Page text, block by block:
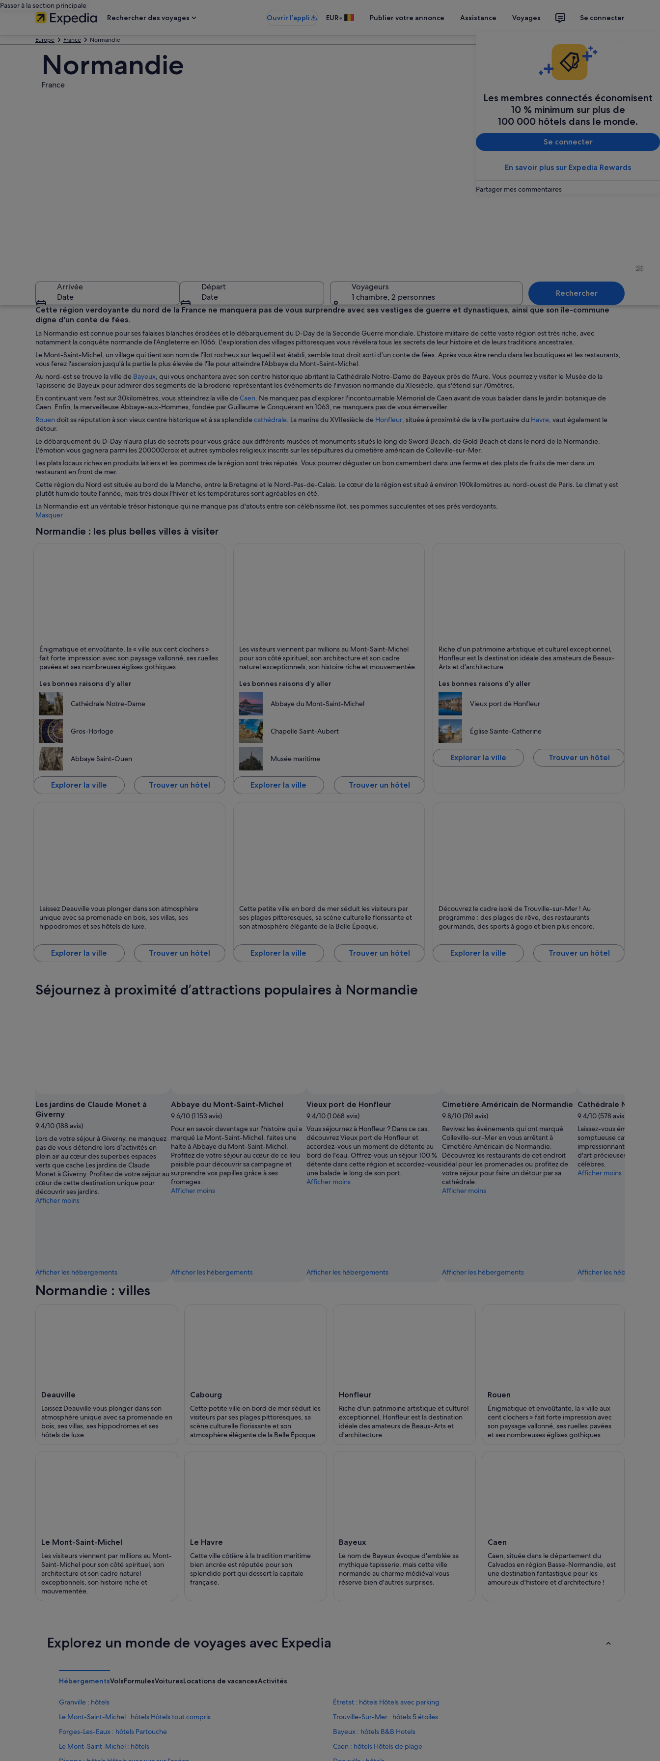
Passer à la section principale
Rechercher des voyages
Ouvrir l’appli EUR• Publier votre annonce Assistance Voyages Se connecter
Les membres connectés économisent
10 % minimum sur plus de
100 000 hôtels dans le monde.
Se connecter
En savoir plus sur Expedia Rewards
Partager mes commentaires
Europe France Normandie
Normandie
France
Un château historique perché sur une colline, avec une rivière en premier plan.
Une rue pavée avec des tables en terrasse devant un restaurant appelé « La Walheim
Une rue pavée bordée de
25
Arrivée
Date
Départ
Date
Voyageurs
1 chambre, 2 personnes
Rechercher
Cette région verdoyante du nord de la France ne manquera pas de vous surprendre avec ses vestiges de guerre et dynastiques, ainsi que son île-commune
digne d'un conte de fées.
La Normandie est connue pour ses falaises blanches érodées et le débarquement du D-Day de la Seconde Guerre mondiale. L'histoire militaire de cette vaste région est très riche, avec
notamment la conquête normande de l'Angleterre en 1066. L'exploration des villages pittoresques vous révélera tous les secrets de leur histoire et de leurs traditions ancestrales.
Le Mont-Saint-Michel, un village qui tient son nom de l'îlot rocheux sur lequel il est établi, semble tout droit sorti d'un conte de fées. Après vous être rendu dans les boutiques et les restaurants,
vous ferez l'ascension jusqu'à la partie la plus élevée de l'île pour atteindre l'Abbaye du Mont-Saint-Michel.
Au nord-est se trouve la ville de BayeuxS
’
u
v
r
a
n
s
n
e
o
e
, qui vous enchantera avec son centre historique abritant la Cathédrale Notre-Dame de Bayeux près de l'Aure. Vous pourrez y visiter le Musée de la
Tapisserie de Bayeux pour admirer des segments de la broderie représentant les événements de l'invasion normande du XIesiècle, qui s'étend sur 70mètres.
En continuant vers l'est sur 30kilomètres, vous atteindrez la ville deCaenS
’
u
r
e
d
a
s
u
n
e
. Ne manquez pas d'explorer l'incontournable Mémorial de Caen avant de vous balader dans le jardin botanique de
Caen. Enfin, la merveilleuse Abbaye-aux-Hommes, fondée par Guillaume le Conquérant en 1063, ne manquera pas de vous émerveiller.
RouenS
’
u
v
r
e
d
a
n
s
u
e
t
r
e
doit sa réputation à son vieux centre historique et à sa splendidecathédraleS
u
v
r
d
a
n
s
t
r
e
. La marina du XVIIesiècle de HonfleurS
o
u
v
r
a
s
t
e
, située à proximité de la ville portuaire du HavreS
o
u
r
d
a
t
r
, vaut également le
détour.
Le débarquement du D-Day n'aura plus de secrets pour vous grâce aux différents musées et monuments situés le long de Sword Beach, de Gold Beach et dans le nord de la Normandie.
L'émotion vous gagnera parmi les 200000croix et autres symboles religieux inscrits sur les sépultures du cimetière américain de Colleville-sur-Mer.
Les plats locaux riches en produits laitiers et les pommes de la région sont très réputés. Vous pourrez déguster un bon camembert dans une ferme et des plats de fruits de mer dans un
restaurant en front de mer.
Cette région du Nord est située au bord de la Manche, entre la Bretagne et le Nord-Pas-de-Calais. Le cœur de la région est situé à environ 190kilomètres au nord-ouest de Paris. Le climat y est
plutôt humide toute l'année, mais très doux l'hiver et les températures sont agréables en été.
La Normandie est un véritable trésor historique qui ne manque pas d'atouts entre son célébrissime îlot, ses pommes succulentes et ses prés verdoyants.
Masquer
Normandie : les plus belles villes à visiter
Rouen
Cathédrales, Historique et Familial
Énigmatique et envoûtante, la « ville aux cent clochers »
fait forte impression avec son paysage vallonné, ses ruelles
pavées et ses nombreuses églises gothiques.
Les bonnes raisons d’y aller
Cathédrale Notre-Dame
Gros-Horloge
Abbaye Saint-Ouen
Explorer la ville Trouver un hôtel
Le Mont-Saint-Michel
Îles, Historique et Excursions
Les visiteurs viennent par millions au Mont-Saint-Michel
pour son côté spirituel, son architecture et son cadre
naturel exceptionnels, son histoire riche et mouvementée.
Les bonnes raisons d’y aller
Abbaye du Mont-Saint-Michel
Chapelle Saint-Aubert
Musée maritime
Explorer la ville Trouver un hôtel
Honfleur
Ports, Jardins et
Ports de plaisance
Riche d'un patrimoine artistique et culturel exceptionnel,
Honfleur est la destination idéale des amateurs de Beaux-
Arts et d'architecture.
Les bonnes raisons d’y aller
Vieux port de Honfleur
Église Sainte-Catherine
Explorer la ville Trouver un hôtel
Plages, Casinos et Ports de plaisance
Laissez Deauville vous plonger dans son atmosphère
unique avec sa promenade en bois, ses villas, ses
hippodromes et ses hôtels de luxe.
Explorer la ville Trouver un hôtel
Plages, Mer
et Casinos
Cette petite ville en bord de mer séduit les visiteurs par
ses plages pittoresques, sa scène culturelle florissante et
son atmosphère élégante de la Belle Époque.
Explorer la ville Trouver un hôtel
Plages, Restauration et Casinos
Découvrez le cadre isolé de Trouville-sur-Mer ! Au
programme : des plages de rêve, des restaurants
gourmands, des sports à gogo et bien plus encore.
Explorer la ville Trouver un hôtel
Séjournez à proximité d’attractions populaires à Normandie
Les jardins de Claude Monet à
Giverny
9.4/10 (188 avis)
Lors de votre séjour à Giverny, ne manquez
pas de vous détendre lors d’activités en
plein air au cœur des superbes espaces
verts que cache Les jardins de Claude
Monet à Giverny. Profitez de votre séjour au
cœur de cette destination unique pour
découvrir ses jardins.
Afficher moins
Afficher les hébergements
Abbaye du Mont-Saint-Michel
9.6/10 (1 153 avis)
Pour en savoir davantage sur l'histoire qui a
marqué Le Mont-Saint-Michel, faites une
halte à Abbaye du Mont-Saint-Michel.
Profitez de votre séjour au cœur de ce lieu
paisible pour découvrir sa campagne et
surprendre vos papilles grâce à ses
fromages.
Afficher moins
Afficher les hébergements
Vieux port de Honfleur
9.4/10 (1 068 avis)
Vous séjournez à Honfleur ? Dans ce cas,
découvrez Vieux port de Honfleur et
accordez-vous un moment de détente au
bord de l'eau. Offrez-vous un séjour 100 %
détente dans cette région et accordez-vous
une balade le long de son port.
Afficher moins
Afficher les hébergements
Cimetière Américain de Normandie
9.8/10 (761 avis)
Revivez les événements qui ont marqué
Colleville-sur-Mer en vous arrêtant à
Cimetière Américain de Normandie.
Découvrez les restaurants de cet endroit
idéal pour les promenades ou profitez de
votre séjour pour faire un détour par sa
cathédrale.
Afficher moins
Afficher les hébergements
Cathédrale Notre-
9.4/10 (578 avis)
Laissez-vous émerveiller
somptueuse cathédrale
impressionnantes qui
d'art précieuses et les
célèbres.
Afficher moins
Afficher les hébergements
Normandie : villes
Deauville
Laissez Deauville vous plonger dans son
atmosphère unique avec sa promenade en
bois, ses villas, ses hippodromes et ses
hôtels de luxe.
Cabourg
Cette petite ville en bord de mer séduit les
visiteurs par ses plages pittoresques, sa
scène culturelle florissante et son
atmosphère élégante de la Belle Époque.
Honfleur
Riche d'un patrimoine artistique et culturel
exceptionnel, Honfleur est la destination
idéale des amateurs de Beaux-Arts et
d'architecture.
Rouen
Énigmatique et envoûtante, la « ville aux
cent clochers » fait forte impression avec
son paysage vallonné, ses ruelles pavées
et ses nombreuses églises gothiques.
Le Mont-Saint-Michel
Les visiteurs viennent par millions au Mont-
Saint-Michel pour son côté spirituel, son
architecture et son cadre naturel
exceptionnels, son histoire riche et
mouvementée.
Le Havre
Cette ville côtière à la tradition maritime
bien ancrée est réputée pour son
splendide port qui dessert la capitale
française.
Bayeux
Le nom de Bayeux évoque d'emblée sa
mythique tapisserie, mais cette ville
normande au charme médiéval vous
réserve bien d'autres surprises.
Caen
Caen, située dans le département du
Calvados en région Basse-Normandie, est
une destination fantastique pour les
amoureux d'histoire et d'architecture !
Explorez un monde de voyages avec Expedia
HébergementsVolsFormulesVoituresLocations de vacancesActivités
Granville : hôtels
Étretat : hôtels Hôtels avec parking
Le Mont-Saint-Michel : hôtels Hôtels tout compris
Trouville-Sur-Mer : hôtels 5 étoiles
Forges-Les-Eaux : hôtels Partouche
Bayeux : hôtels B&B Hotels
Le Mont-Saint-Michel : hôtels
Caen : hôtels Hôtels de plage